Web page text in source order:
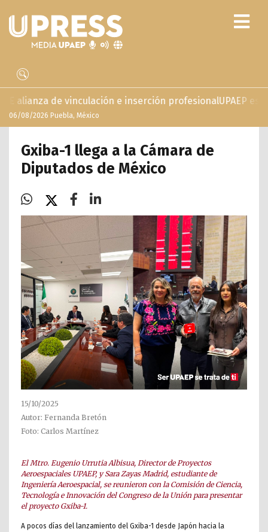
vinculación e inserción profesionalUPAEP estrena ‘Volar’,
06/08/2026 Puebla, México
Gxiba-1 llega a la Cámara de
Diputados de México
15/10/2025
Autor: Fernanda Bretón
Foto: Carlos Martínez
El Mtro. Eugenio Urrutia Albisua, Director de Proyectos
Aeroespaciales UPAEP, y Sara Zayas Madrid, estudiante de
Ingeniería Aeroespacial, se reunieron con la Comisión de Ciencia,
Tecnología e Innovación del Congreso de la Unión para presentar
el proyecto Gxiba-1.
A pocos días del lanzamiento del Gxiba-1 desde Japón hacia la